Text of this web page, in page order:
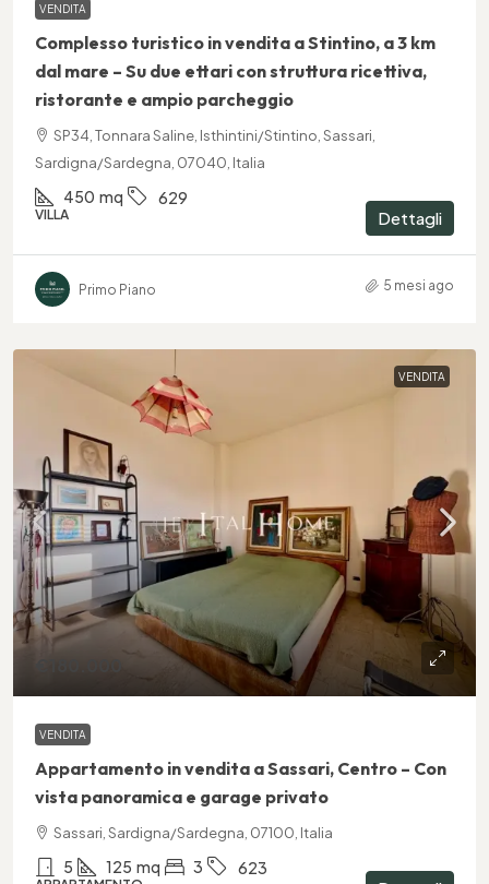
VENDITA
Complesso turistico in vendita a Stintino, a 3 km
dal mare – Su due ettari con struttura ricettiva,
ristorante e ampio parcheggio
SP34, Tonnara Saline, Isthintini/Stintino, Sassari,
Sardigna/Sardegna, 07040, Italia
450 mq 629
VILLA Dettagli
Primo Piano 5 mesi ago
VENDITA
VENDITA
Appartamento in vendita a Sassari, Centro – Con
vista panoramica e garage privato
Sassari, Sardigna/Sardegna, 07100, Italia
5 125 mq 3 623